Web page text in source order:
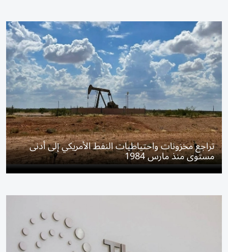
تراجع مخزونات واحتياطيات النفط الأمريكي إلى أدنى
مستوى منذ مارس 1984